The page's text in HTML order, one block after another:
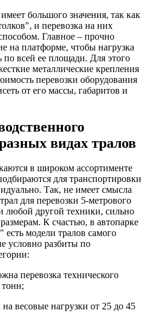
большого значения, так как
и перевозка на них
Главное – прочно
на платформе, чтобы нагрузка
по всей ее площади. Для этого
металлические крепления
перевозки оборудования
от его массы, габаритов и
видах тралов
в широком ассортименте
для транспортировки
Так, не имеет смысла
для перевозки 5-метрового
любой другой техники, сильно
К счастью, в автопарке
модели тралов самого
условно разбиты по
перевозка технического
тонн;
нагрузки от 25 до 45